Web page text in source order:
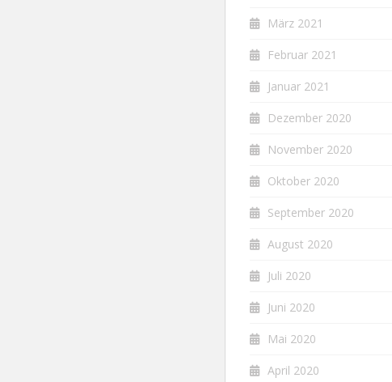
März 2021
Februar 2021
Januar 2021
Dezember 2020
November 2020
Oktober 2020
September 2020
August 2020
Juli 2020
Juni 2020
Mai 2020
April 2020